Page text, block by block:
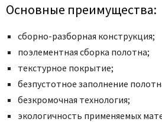
Morelli
Ofram
Optima Porte
Oro - Oro
Philips
Основные преимущества:
сборно-разборная конструкция;
поэлементная сборка полотна;
текстурное покрытие;
безпустотное заполнение
безкромочная технология;
экологичность применяемых